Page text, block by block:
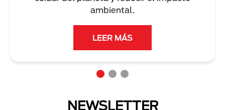
ambiental.
LEER MÁS
NEWSLETTER